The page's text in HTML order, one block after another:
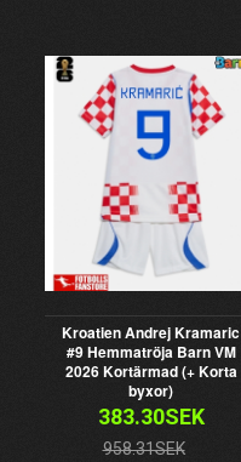
Kroatien Andrej Kramaric
#9 Hemmatröja Barn VM
2026 Kortärmad (+ Korta
byxor)
383.30SEK
958.31SEK